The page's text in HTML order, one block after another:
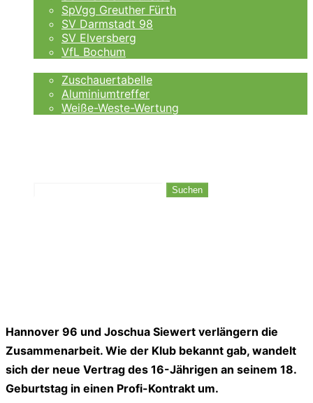
SpVgg Greuther Fürth
SV Darmstadt 98
SV Elversberg
VfL Bochum
Zuschauertabelle
Aluminiumtreffer
Weiße-Weste-Wertung
Suchen
Hannover 96 und Joschua Siewert verlängern die
Zusammenarbeit. Wie der Klub bekannt gab, wandelt
sich der neue Vertrag des 16-Jährigen an seinem 18.
Geburtstag in einen Profi-Kontrakt um.